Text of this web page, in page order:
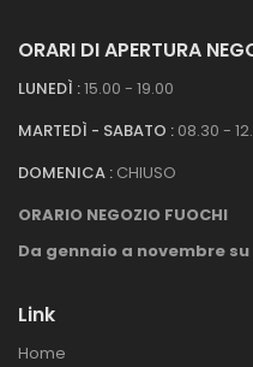
ORARI DI APERTURA
LUNEDÌ :15.00 - 19.00
MARTEDÌ - SABATO : 08.30 -
DOMENICA : CHIUSO
ORARIO NEGOZIO FUOCHI
Da gennaio a novembre
Link
Home